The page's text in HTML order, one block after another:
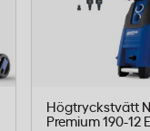
Högtryckstvätt
Premium 190-12